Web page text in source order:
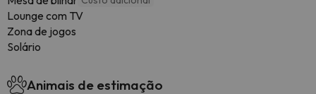
Lounge com TV
Zona de jogos
Solário
Animais de estimação